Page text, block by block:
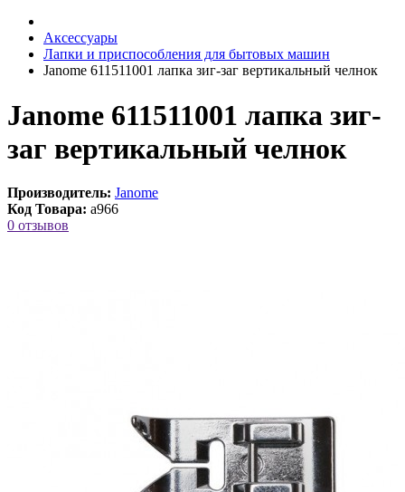
Аксессуары
Лапки и приспособления для бытовых машин
Janome 611511001 лапка зиг-заг вертикальный челнок
Janome 611511001 лапка зиг-
заг вертикальный челнок
Производитель: Janome
Код Товара: a966
0 отзывов